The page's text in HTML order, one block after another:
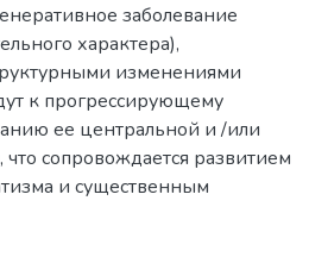
заболевание
характера),
изменениями
к прогрессирующему
ее центральной и /или
сопровождается развитием
и существенным